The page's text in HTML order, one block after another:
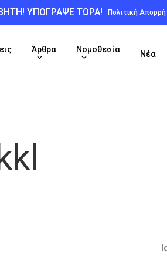
ΥΠΟΓΡΑΨΕ ΤΩΡΑ! Πολιτική
Άρθρα Νομοθεσία
Νέα